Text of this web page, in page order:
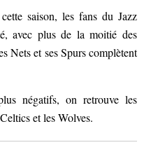
saison, les fans du Jazz
avec plus de la moitié des
Nets et ses Spurs complètent
négatifs, on retrouve les
et les Wolves.